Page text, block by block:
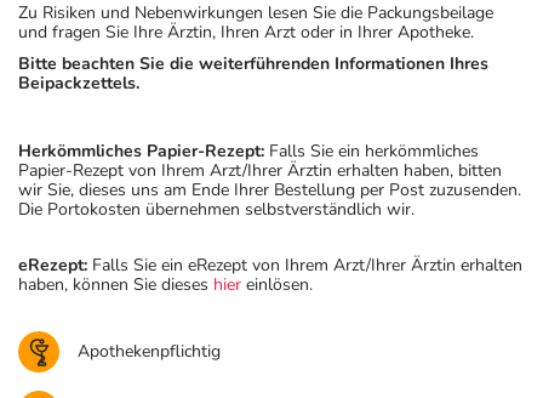
Zu Risiken und Nebenwirkungen lesen Sie die Packungsbeilage
und fragen Sie Ihre Ärztin, Ihren Arzt oder in Ihrer Apotheke.
Bitte beachten Sie die weiterführenden Informationen Ihres
Beipackzettels.
Herkömmliches Papier-Rezept: Falls Sie ein herkömmliches
Papier-Rezept von Ihrem Arzt/Ihrer Ärztin erhalten haben, bitten
wir Sie, dieses uns am Ende Ihrer Bestellung per Post zuzusenden.
Die Portokosten übernehmen selbstverständlich wir.
eRezept: Falls Sie ein eRezept von Ihrem Arzt/Ihrer Ärztin erhalten
haben, können Sie dieses hier einlösen.
Apothekenpflichtig